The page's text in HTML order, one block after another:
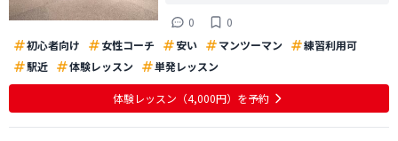
0
0
初心者向け
女性コーチ 安い マンツーマン
練習利用可
駅近
体験レッスン 単発レッスン
体験レッスン （4,000円） を予約